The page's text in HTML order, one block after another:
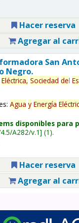
Hacer reserva
Agregar al
San
Negro.
Eléctrica, Sociedad del
Agua y Energía
disponibles para
A282/v.1 (1).
Hacer reserva
Agregar al